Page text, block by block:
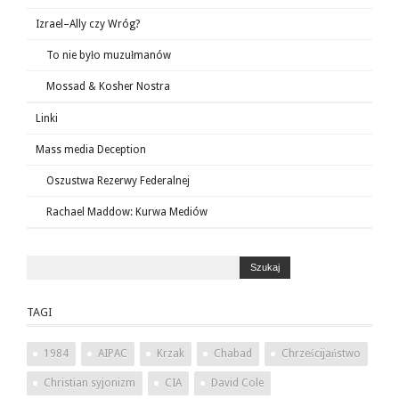
Izrael–Ally czy Wróg?
To nie było muzułmanów
Mossad & Kosher Nostra
Linki
Mass media Deception
Oszustwa Rezerwy Federalnej
Rachael Maddow: Kurwa Mediów
TAGI
1984 AIPAC Krzak Chabad Chrześcijaństwo
Christian syjonizm CIA David Cole